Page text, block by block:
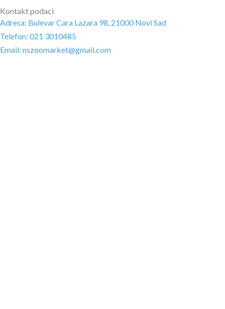
Kontakt podaci
Adresa: Bulevar Cara Lazara 98, 21000 Novi Sad
Telefon: 021 3010485
Email: nszoomarket@gmail.com